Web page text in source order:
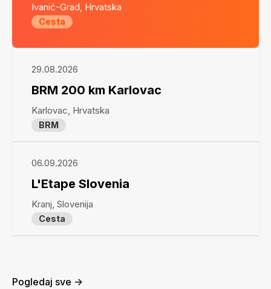
Ivanić-Grad, Hrvatska
Cesta
29.08.2026
BRM 200 km Karlovac
Karlovac, Hrvatska
BRM
06.09.2026
L'Etape Slovenia
Kranj, Slovenija
Cesta
Pogledaj sve ->